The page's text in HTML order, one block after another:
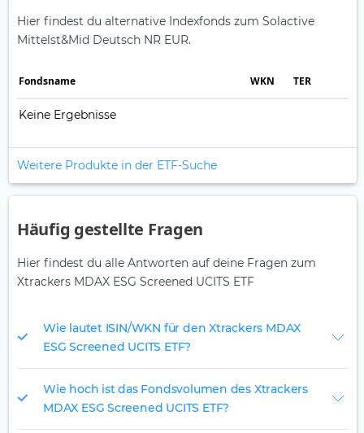
Hier findest du alternative Indexfonds zum Solactive
Mittelst&Mid Deutsch NR EUR.
Fonds­name WKN TER
Keine Ergebnisse
Weitere Produkte in der ETF-Suche
Häufig gestellte Fragen
Hier findest du alle Antworten auf deine Fragen zum
Xtrackers MDAX ESG Screened UCITS ETF
Wie lautet ISIN/WKN für den Xtrackers MDAX
ESG Screened UCITS ETF?
Wie hoch ist das Fondsvolumen des Xtrackers
MDAX ESG Screened UCITS ETF?